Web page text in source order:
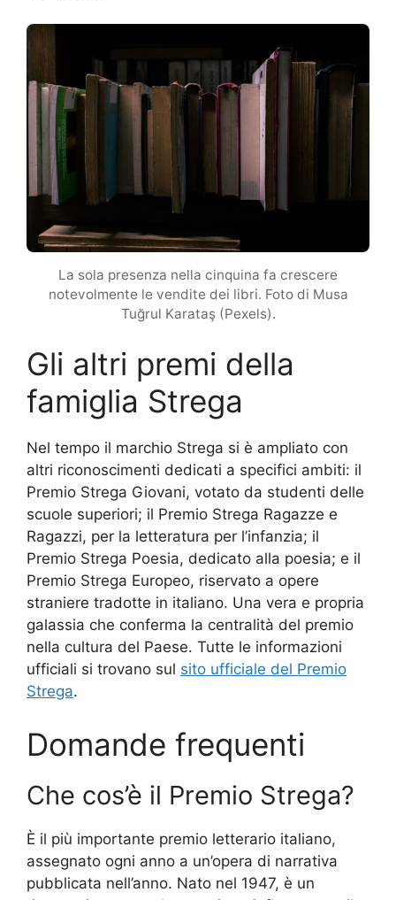
La sola presenza nella cinquina fa crescere
notevolmente le vendite dei libri. Foto di Musa
Tuğrul Karataş (Pexels).
Gli altri premi della
famiglia Strega
Nel tempo il marchio Strega si è ampliato con
altri riconoscimenti dedicati a specifici ambiti: il
Premio Strega Giovani, votato da studenti delle
scuole superiori; il Premio Strega Ragazze e
Ragazzi, per la letteratura per l’infanzia; il
Premio Strega Poesia, dedicato alla poesia; e il
Premio Strega Europeo, riservato a opere
straniere tradotte in italiano. Una vera e propria
galassia che conferma la centralità del premio
nella cultura del Paese. Tutte le informazioni
ufficiali si trovano sul sito ufficiale del Premio
Strega.
Domande frequenti
Che cos’è il Premio Strega?
È il più importante premio letterario italiano,
assegnato ogni anno a un’opera di narrativa
pubblicata nell’anno. Nato nel 1947, è un